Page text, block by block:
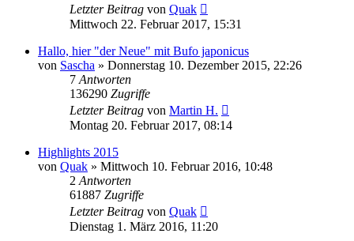
Letzter Beitrag von Quak
Mittwoch 22. Februar 2017, 15:31
Hallo, hier "der Neue" mit Bufo japonicus
von Sascha » Donnerstag 10. Dezember 2015, 22:26
7 Antworten
136290 Zugriffe
Letzter Beitrag von Martin H.
Montag 20. Februar 2017, 08:14
Highlights 2015
von Quak » Mittwoch 10. Februar 2016, 10:48
2 Antworten
61887 Zugriffe
Letzter Beitrag von Quak
Dienstag 1. März 2016, 11:20